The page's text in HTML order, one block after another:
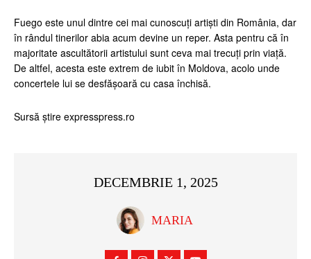
Fuego este unul dintre cei mai cunoscuți artiști din România, dar
în rândul tinerilor abia acum devine un reper. Asta pentru că în
majoritate ascultătorii artistului sunt ceva mai trecuți prin viață.
De altfel, acesta este extrem de iubit în Moldova, acolo unde
concertele lui se desfășoară cu casa închisă.
Sursă știre expresspress.ro
DECEMBRIE 1, 2025
MARIA